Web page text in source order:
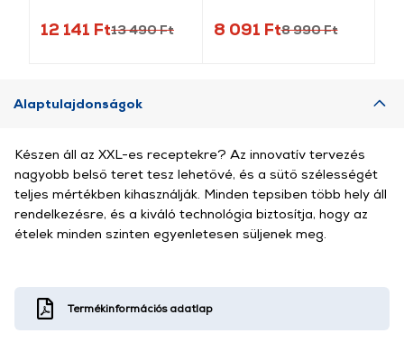
12 141 Ft13 490 Ft 8 091 Ft8 990 Ft
Alaptulajdonságok
Készen áll az XXL-es receptekre? Az innovatív tervezés
nagyobb belső teret tesz lehetővé, és a sütő szélességét
teljes mértékben kihasználják. Minden tepsiben több hely áll
rendelkezésre, és a kiváló technológia biztosítja, hogy az
ételek minden szinten egyenletesen süljenek meg.
Termékinformációs adatlap